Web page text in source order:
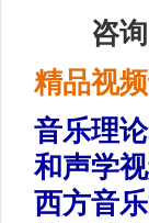
咨
精品视
音乐理
和声学
西方音